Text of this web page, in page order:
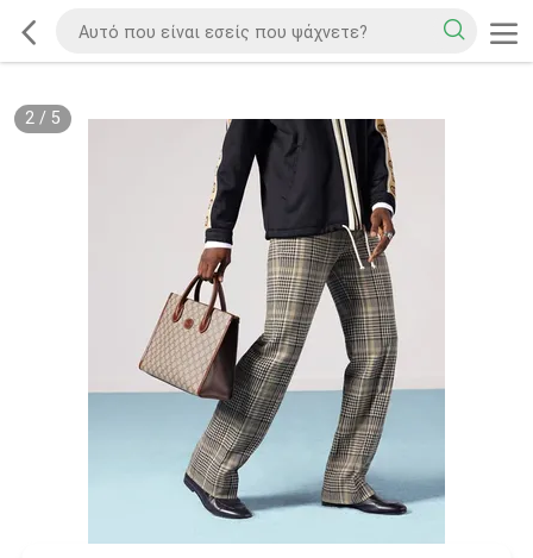
2/ 5